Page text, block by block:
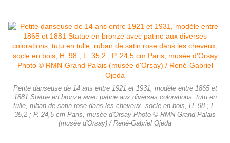
Petite danseuse de 14 ans entre 1921 et 1931, modèle entre 1865 et
1881 Statue en bronze avec patine aux diverses colorations, tutu en
tulle, ruban de satin rose dans les cheveux, socle en bois, H. 98 ; L.
35,2 ; P. 24,5 cm Paris, musée d'Orsay Photo © RMN-Grand Palais
(musée d'Orsay) / René-Gabriel Ojeda